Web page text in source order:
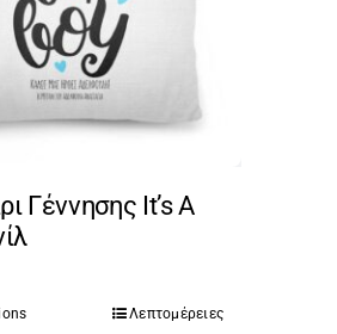
Γέννησης It’s A
Λεπτομέρειες